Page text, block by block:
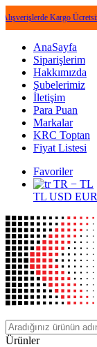
Kargo Ücretsiz! •
AnaSayfa
Siparişlerim
Hakkımızda
Şubelerimiz
İletişim
Para Puan
Markalar
KRC Toptan
Fiyat Listesi
Favoriler
TR − TL
TL USD EUR
Ürünler